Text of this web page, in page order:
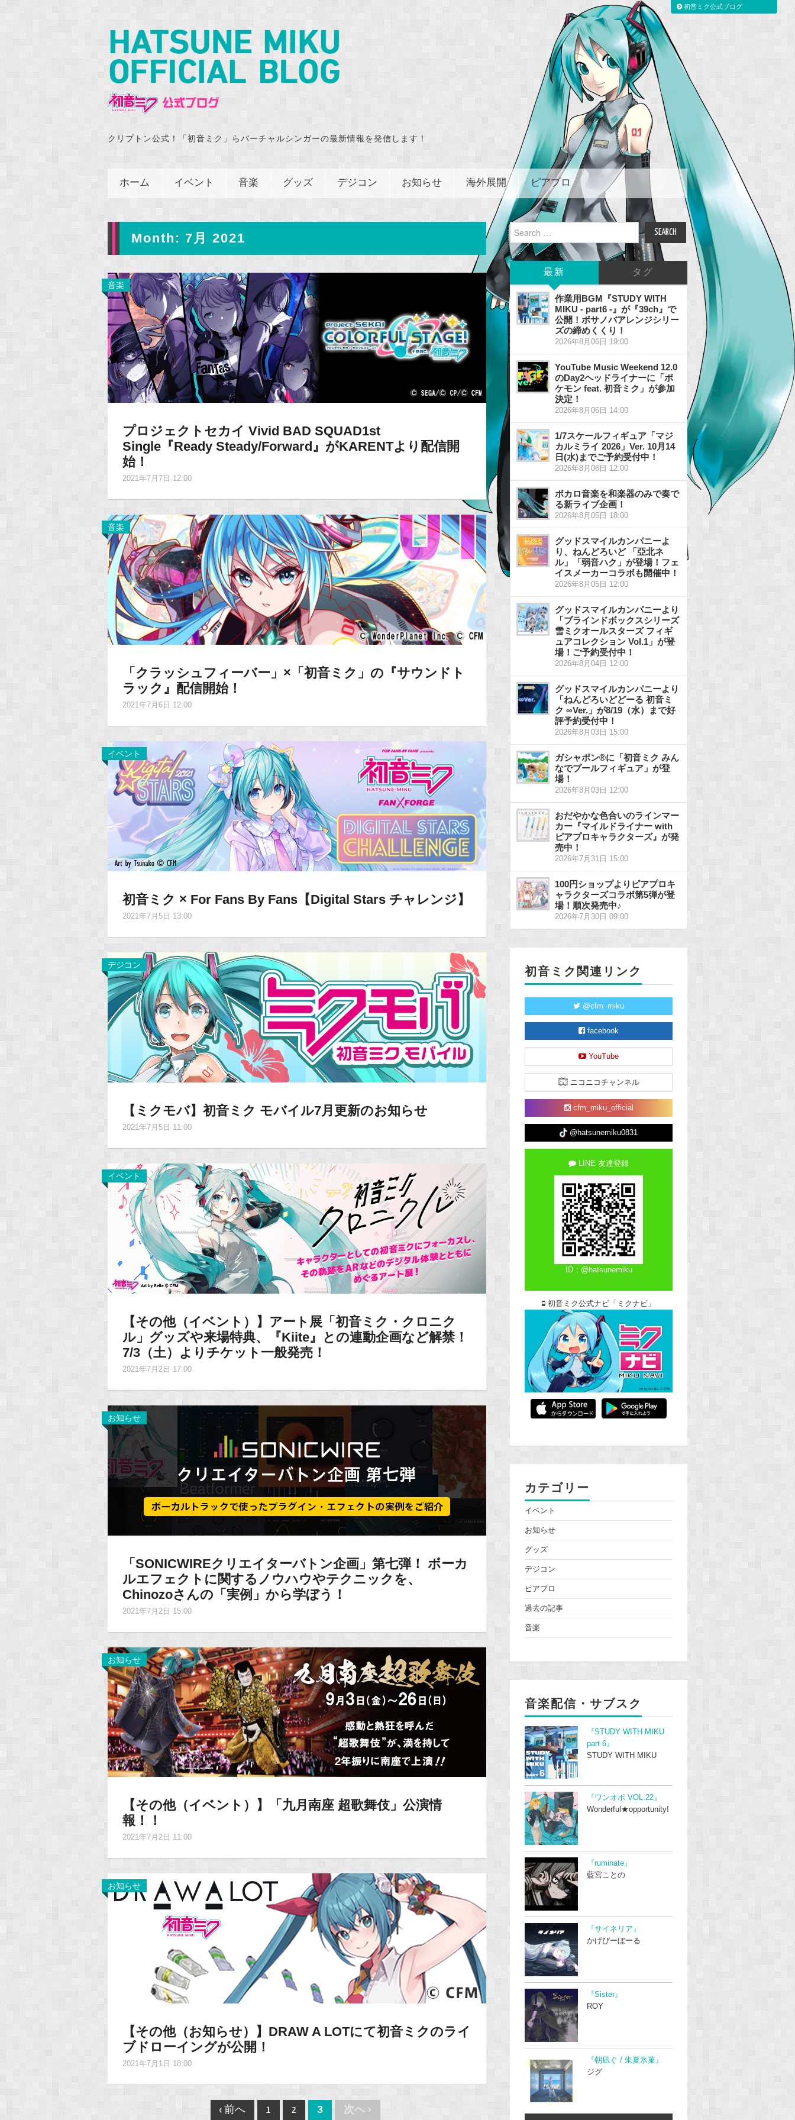
クリプトン公式！「初音ミク」らバーチャルシンガーの最新情報を発信します！
ホーム イベント 音楽 グッズ デジコン お知らせ 海外展開 ピアプロ
Month: 7月 2021
音楽
プロジェクトセカイ Vivid BAD SQUAD1st
Single『Ready Steady/Forward』がKARENTより配信開
始！
2021年7月7日 12:00
音楽
「クラッシュフィーバー」×「初音ミク」の『サウンドト
ラック』配信開始！
2021年7月6日 12:00
イベント
初音ミク × For Fans By Fans【Digital Stars チャレンジ】
2021年7月5日 13:00
デジコン
【ミクモバ】初音ミク モバイル7月更新のお知らせ
2021年7月5日 11:00
イベント
【その他（イベント）】アート展「初音ミク・クロニク
ル」グッズや来場特典、『Kiite』との連動企画など解禁！
7/3（土）よりチケット一般発売！
2021年7月2日 17:00
お知らせ
「SONICWIREクリエイターバトン企画」第七弾！ ボーカ
ルエフェクトに関するノウハウやテクニックを、
Chinozoさんの「実例」から学ぼう！
2021年7月2日 15:00
お知らせ
【その他（イベント）】「九月南座 超歌舞伎」公演情
報！！
2021年7月2日 11:00
お知らせ
【その他（お知らせ）】DRAW A LOTにて初音ミクのライ
ブドローイングが公開！
2021年7月1日 18:00
‹ 前へ 1 2 3 次へ ›
Search
for:
最新 タグ
作業用BGM『STUDY WITH
MIKU - part6 -』が『39ch』で
公開！ボサノバアレンジシリー
ズの締めくくり！
2026年8月06日 19:00
YouTube Music Weekend 12.0
のDay2ヘッドライナーに「ポ
ケモン feat. 初音ミク」が参加
決定！
2026年8月06日 14:00
1/7スケールフィギュア「マジ
カルミライ 2026」Ver. 10月14
日(水)までご予約受付中！
2026年8月06日 12:00
ボカロ音楽を和楽器のみで奏で
る新ライブ企画！
2026年8月05日 18:00
グッドスマイルカンパニーよ
り、ねんどろいど 「亞北ネ
ル」「弱音ハク」が登場！フェ
イスメーカーコラボも開催中！
2026年8月05日 12:00
グッドスマイルカンパニーより
「ブラインドボックスシリーズ
雪ミクオールスターズ フィギ
ュアコレクション Vol.1」が登
場！ご予約受付中！
2026年8月04日 12:00
グッドスマイルカンパニーより
「ねんどろいどどーる 初音ミ
ク ∞Ver.」が8/19（水）まで好
評予約受付中！
2026年8月03日 15:00
ガシャポン®に「初音ミク みん
なでプールフィギュア」が登
場！
2026年8月03日 12:00
おだやかな色合いのラインマー
カー『マイルドライナー with
ピアプロキャラクターズ』が発
売中！
2026年7月31日 15:00
100円ショップよりピアプロキ
ャラクターズコラボ第5弾が登
場！順次発売中♪
2026年7月30日 09:00
初音ミク関連リンク
@cfm_miku
facebook
YouTube
ニコニコチャンネル
cfm_miku_official
@hatsunemiku0831
LINE 友達登録
ID：@hatsunemiku
初音ミク公式ナビ「ミクナビ」
カテゴリー
イベント
お知らせ
グッズ
デジコン
ピアプロ
過去の記事
音楽
音楽配信・サブスク
『STUDY WITH MIKU
part 6』
STUDY WITH MIKU
『ワンオポ VOL.22』
Wonderful★opportunity!
『ruminate』
藍宮ことの
『サイネリア』
かげぴーぼーる
『Sister』
ROY
『朝凪ぐ / 朱夏氷菓』
ジグ
初音ミク公式ブログ